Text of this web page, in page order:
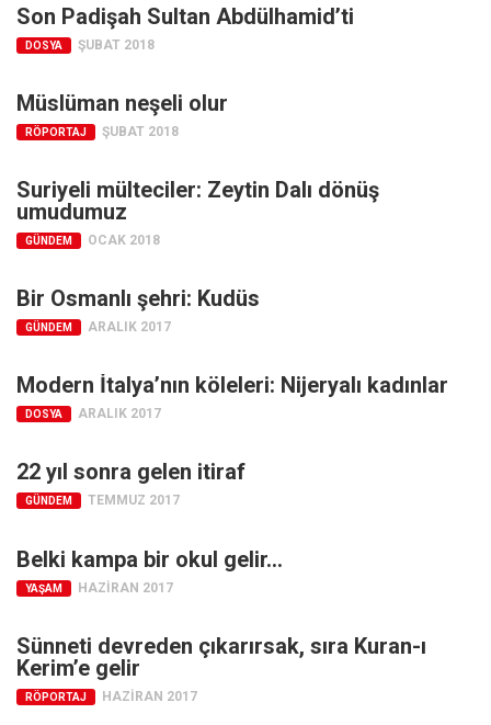
Selçuk Türkyılmaz
Abir E. Nahas
Amina S. Jenenkovic
Esra Elönü
» Yazar arşivi
Tüm Sayılar
Kültür Sanat
Karisi kitap sualleri
7 soruda bu hafta
Ekonomi
Spor
Sağlık
Gıda-Beslenme
Son Padişah Sultan Abdülhamid’ti
DOSYA ŞUBAT 2018
Müslüman neşeli olur
RÖPORTAJ ŞUBAT 2018
Suriyeli mülteciler: Zeytin Dalı dönüş
umudumuz
GÜNDEM OCAK 2018
Bir Osmanlı şehri: Kudüs
GÜNDEM ARALIK 2017
Modern İtalya’nın köleleri: Nijeryalı kadınlar
DOSYA ARALIK 2017
22 yıl sonra gelen itiraf
GÜNDEM TEMMUZ 2017
Belki kampa bir okul gelir…
YAŞAM HAZIRAN 2017
Sünneti devreden çıkarırsak, sıra Kuran-ı
Kerim’e gelir
RÖPORTAJ HAZIRAN 2017